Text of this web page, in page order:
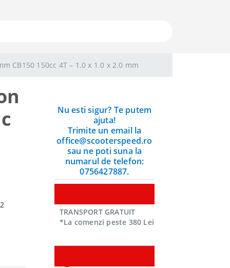
CB150 150cc 4T – 1.0 x 1.0 x 2.0 mm
Nu esti sigur? Te putem
ajuta!
Trimite un email la
office@scooterspeed.ro
sau ne poti suna la
numarul de telefon:
0756427887.
TRANSPORT GRATUIT
*La comenzi peste 380 Lei